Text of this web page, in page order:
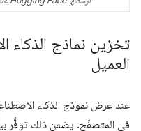
تخزين نماذج
العميل
عند عرض نموذج الذكاء
في المتصفّح. يضمن ذلك توفُّر